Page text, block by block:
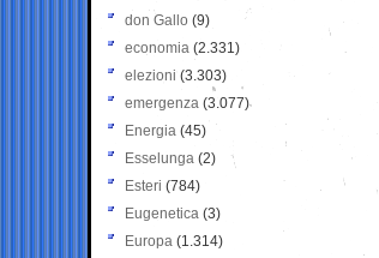
don Gallo (9)
economia (2.331)
elezioni (3.303)
emergenza (3.077)
Energia (45)
Esselunga (2)
Esteri (784)
Eugenetica (3)
Europa (1.314)